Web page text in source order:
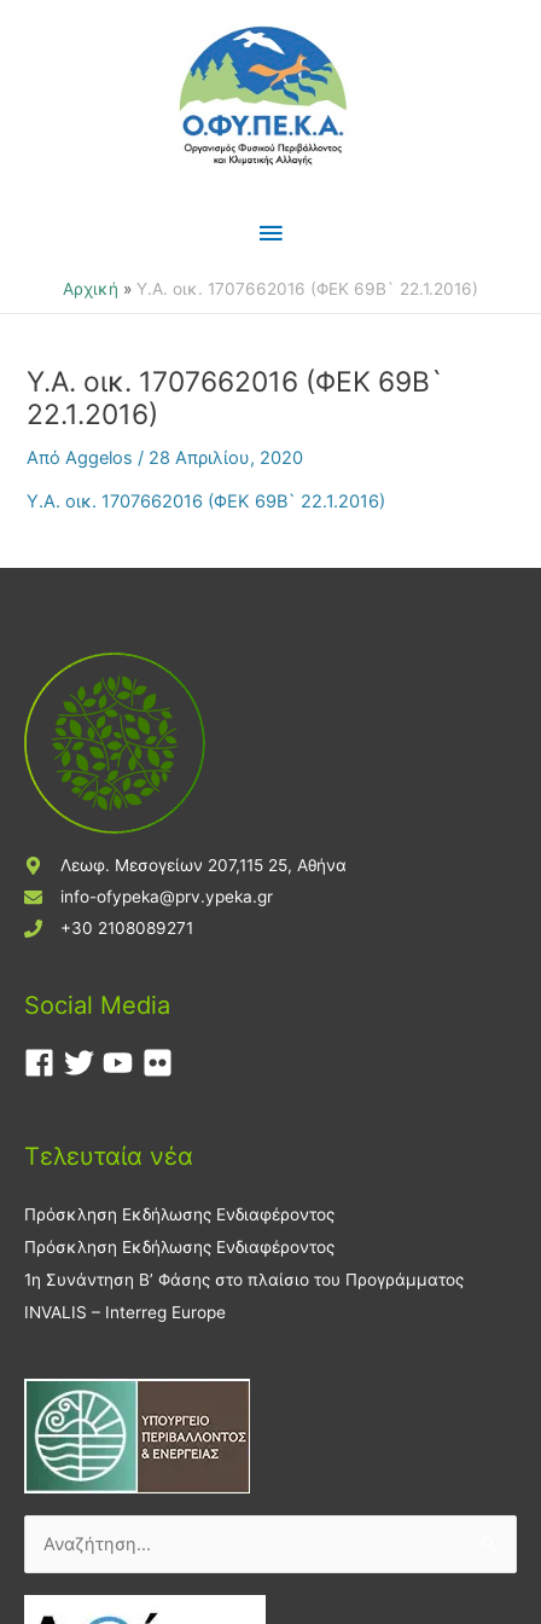
Κύριο
Μενού
Αρχική Υ.Α. οικ. 1707662016 (ΦΕΚ 69Β` 22.1.2016)
Υ.Α. οικ. 1707662016 (ΦΕΚ 69Β`
22.1.2016)
ΑπόAggelos/ 28 Απριλίου, 2020
Υ.Α. οικ. 1707662016 (ΦΕΚ 69Β` 22.1.2016)
Λεωφ. Μεσογείων 207,115 25, Αθήνα
info-ofypeka@prv.ypeka.gr
+30 2108089271
Social Media
Τελευταία νέα
Πρόσκληση Εκδήλωσης Ενδιαφέροντος
Πρόσκληση Εκδήλωσης Ενδιαφέροντος
1η Συνάντηση Β’ Φάσης στο πλαίσιο του Προγράμματος
INVALIS – Interreg Europe
Αναζήτηση